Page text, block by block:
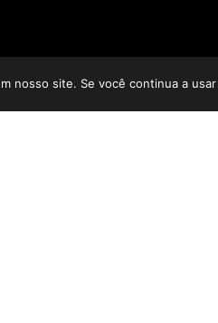
nosso site. Se você continua a